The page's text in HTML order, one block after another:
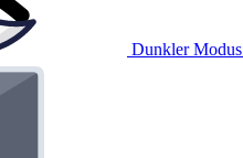
Dunkler Modus